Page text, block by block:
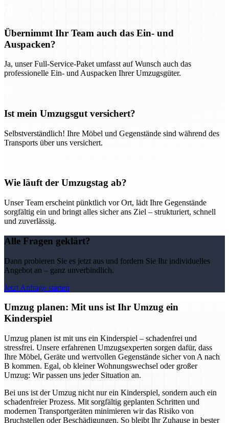
Übernimmt Ihr Team auch das Ein- und
Auspacken?
Ja, unser Full-Service-Paket umfasst auf Wunsch auch das
professionelle Ein- und Auspacken Ihrer Umzugsgüter.
Ist mein Umzugsgut versichert?
Selbstverständlich! Ihre Möbel und Gegenstände sind während des
Transports über uns versichert.
Wie läuft der Umzugstag ab?
Unser Team erscheint pünktlich vor Ort, lädt Ihre Gegenstände
sorgfältig ein und bringt alles sicher ans Ziel – strukturiert, schnell
und zuverlässig.
Alle Fragen geklärt?
Dann probieren Sie es jetzt aus und fordern Sie Ihr individuelles
Angebot an – ganz unverbindlich.
Jetzt Anfrage starten
Umzug planen: Mit uns ist Ihr Umzug ein
Kinderspiel
Umzug planen ist mit uns ein Kinderspiel – schadenfrei und
stressfrei. Unsere erfahrenen Umzugsexperten sorgen dafür, dass
Ihre Möbel, Geräte und wertvollen Gegenstände sicher von A nach
B kommen. Egal, ob kleiner Wohnungswechsel oder großer
Umzug: Wir passen uns jeder Situation an.
Bei uns ist der Umzug nicht nur ein Kinderspiel, sondern auch ein
schadenfreier Prozess. Mit sorgfältig geplanten Schritten und
modernen Transportgeräten minimieren wir das Risiko von
Bruchstellen oder Beschädigungen. So bleibt Ihr Zuhause in bester